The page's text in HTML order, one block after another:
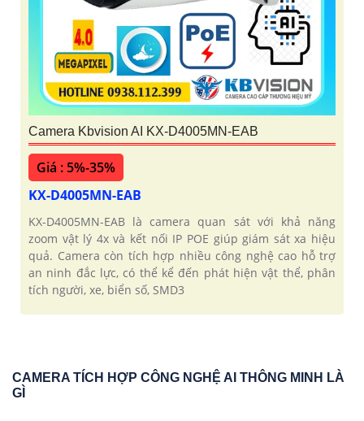
Camera Kbvision AI KX-D4005MN-EAB
Giá : 5%-35%
KX-D4005MN-EAB
KX-D4005MN-EAB là camera quan sát với khả năng
zoom vật lý 4x và kết nối IP POE giúp giám sát xa hiệu
quả. Camera còn tích hợp nhiều công nghệ cao hỗ trợ
an ninh đắc lực, có thể kể đến phát hiện vật thể, phân
tích người, xe, biển số, SMD3
CAMERA TÍCH HỢP CÔNG NGHỆ AI THÔNG MINH LÀ
GÌ